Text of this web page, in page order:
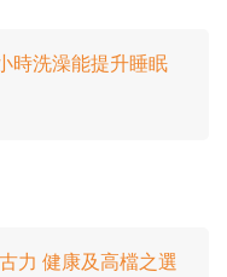
時洗澡能提升睡眠
力 健康及高檔之選